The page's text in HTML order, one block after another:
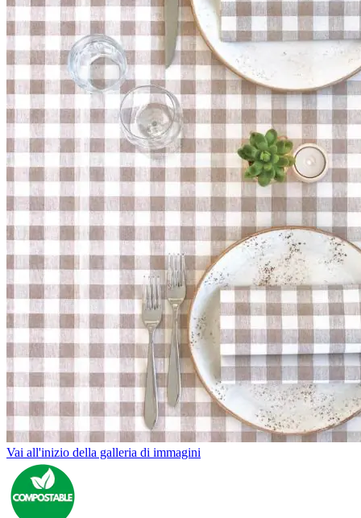
Vai all'inizio della galleria di immagini